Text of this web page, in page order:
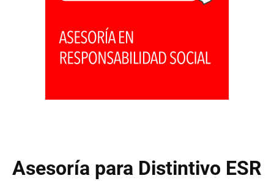
Asesoría para Distintivo ESR